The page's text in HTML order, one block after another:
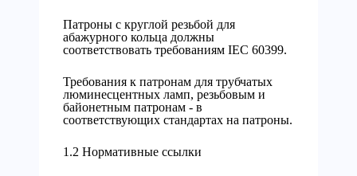
Патроны с круглой резьбой для
абажурного кольца должны
соответствовать требованиям IEC 60399.
Требования к патронам для трубчатых
люминесцентных ламп, резьбовым и
байонетным патронам - в
соответствующих стандартах на патроны.
1.2 Нормативные ссылки